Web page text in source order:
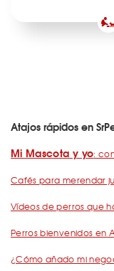
Atajos rápidos en
Mi Mascota y yo:
Cafés para merendar
Vídeos de perros que
Perros bienvenidos en
¿Cómo añado mi